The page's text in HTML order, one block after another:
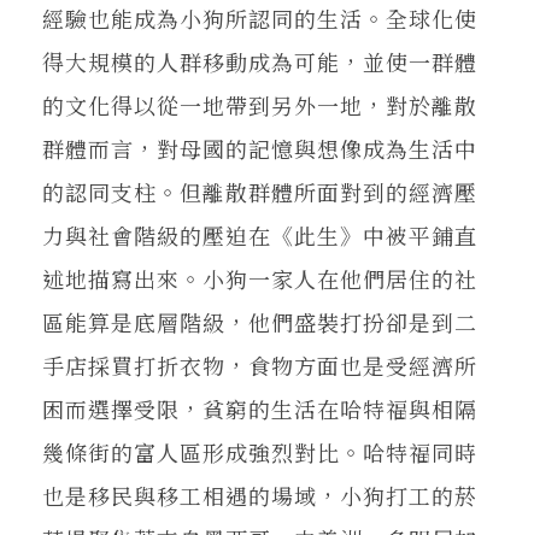
經驗也能成為小狗所認同的生活。全球化使
得大規模的人群移動成為可能，並使一群體
的文化得以從一地帶到另外一地，對於離散
群體而言，對母國的記憶與想像成為生活中
的認同支柱。但離散群體所面對到的經濟壓
力與社會階級的壓迫在《此生》中被平鋪直
述地描寫出來。小狗一家人在他們居住的社
區能算是底層階級，他們盛裝打扮卻是到二
手店採買打折衣物，食物方面也是受經濟所
困而選擇受限，貧窮的生活在哈特福與相隔
幾條街的富人區形成強烈對比。哈特福同時
也是移民與移工相遇的場域，小狗打工的菸